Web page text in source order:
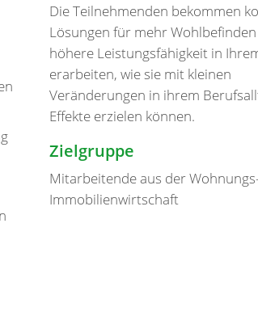
Die Teilnehmenden bekommen
Lösungen für mehr
höhere Leistungsfähigkeit in
erarbeiten, wie sie mit kleinen
Veränderungen in ihrem
Effekte erzielen können.
Zielgruppe
Mitarbeitende aus der
Immobilienwirtschaft